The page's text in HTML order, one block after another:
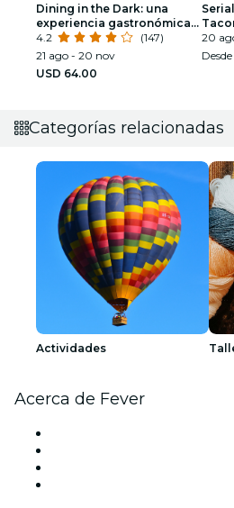
Dining in the Dark: una
experiencia gastronómica
única con los ojos
vendados en The Collective
Seattle
4.2
(147)
21 ago - 20 nov
USD 64.00
20
Desde
Categorías relacionadas
Actividades
Acerca de Fever